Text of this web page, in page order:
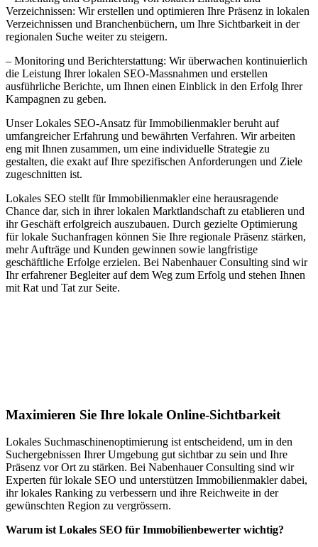
Verzeichnissen: Wir erstellen und optimieren Ihre Präsenz in lokalen
Verzeichnissen und Branchenbüchern, um Ihre Sichtbarkeit in der
regionalen Suche weiter zu steigern.
– Monitoring und Berichterstattung: Wir überwachen kontinuierlich
die Leistung Ihrer lokalen SEO-Massnahmen und erstellen
ausführliche Berichte, um Ihnen einen Einblick in den Erfolg Ihrer
Kampagnen zu geben.
Unser Lokales SEO-Ansatz für Immobilienmakler beruht auf
umfangreicher Erfahrung und bewährten Verfahren. Wir arbeiten
eng mit Ihnen zusammen, um eine individuelle Strategie zu
gestalten, die exakt auf Ihre spezifischen Anforderungen und Ziele
zugeschnitten ist.
Lokales SEO stellt für Immobilienmakler eine herausragende
Chance dar, sich in ihrer lokalen Marktlandschaft zu etablieren und
ihr Geschäft erfolgreich auszubauen. Durch gezielte Optimierung
für lokale Suchanfragen können Sie Ihre regionale Präsenz stärken,
mehr Aufträge und Kunden gewinnen sowie langfristige
geschäftliche Erfolge erzielen. Bei Nabenhauer Consulting sind wir
Ihr erfahrener Begleiter auf dem Weg zum Erfolg und stehen Ihnen
mit Rat und Tat zur Seite.
Maximieren Sie Ihre lokale Online-Sichtbarkeit
Lokales Suchmaschinenoptimierung ist entscheidend, um in den
Suchergebnissen Ihrer Umgebung gut sichtbar zu sein und Ihre
Präsenz vor Ort zu stärken. Bei Nabenhauer Consulting sind wir
Experten für lokale SEO und unterstützen Immobilienmakler dabei,
ihr lokales Ranking zu verbessern und ihre Reichweite in der
gewünschten Region zu vergrössern.
Warum ist Lokales SEO für Immobilienbewerter wichtig?